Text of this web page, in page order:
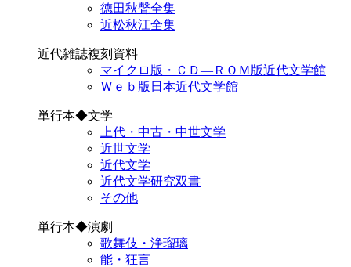
徳田秋聲全集
近松秋江全集
近代雑誌複刻資料
マイクロ版・ＣＤ―ＲＯＭ版近代文学館
Ｗｅｂ版日本近代文学館
単行本◆文学
上代・中古・中世文学
近世文学
近代文学
近代文学研究双書
その他
単行本◆演劇
歌舞伎・浄瑠璃
能・狂言